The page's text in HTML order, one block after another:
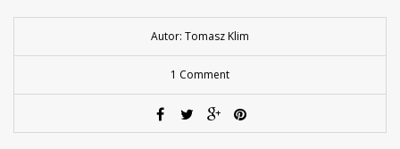
Autor: Tomasz Klim
1 Comment